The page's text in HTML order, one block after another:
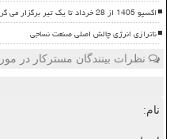
اکسپو 1405 از 28 خرداد تا یک تیر برگزار می گردد
ناترازی انرژی چالش اصلی صنعت نساجی
نظرات بینندگان مسترکار در
نام: